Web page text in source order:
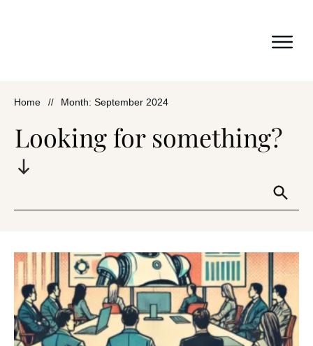
Home // Month: September 2024
Looking for something?